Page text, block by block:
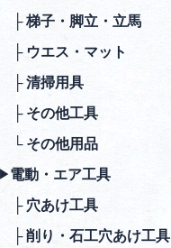
├ 梯⼦・脚⽴・⽴⾺
├ ウエス・マット
├ 清掃⽤具
├ その他⼯具
└ その他⽤品
▶︎ 電動・エア⼯具
├ ⽳あけ⼯具
├ 削り・⽯⼯⽳あけ⼯具